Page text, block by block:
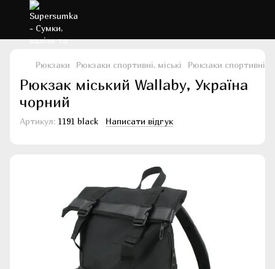
Рюкзаки Рюкзаки спортивні, міські Рюкзаки спортивні,
Рюкзак міський Wallaby, Україна
чорний
Артикул: 1191 black Написати відгук